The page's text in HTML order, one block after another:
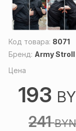
Код товара: 8071
Бренд: Army Stroll
Цена
193
241BYN